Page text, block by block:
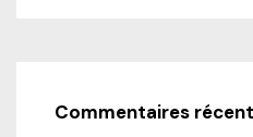
Commentaires